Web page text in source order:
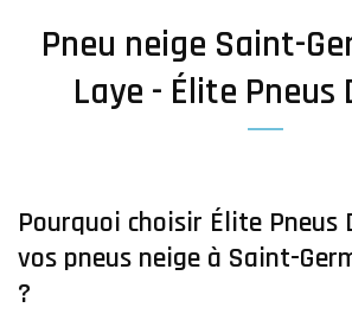
Pneu neige Saint-
Laye - Élite Pneus
Pourquoi choisir Élite Pneus
vos pneus neige à Saint-
?